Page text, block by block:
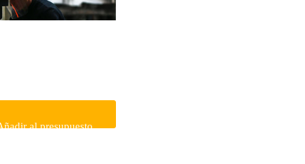
al presupuesto